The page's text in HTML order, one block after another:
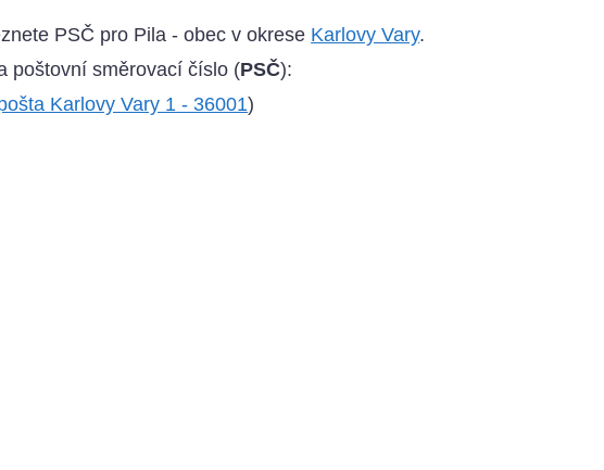
PSČ pro Pila - obec v okrese Karlovy Vary.
poštovní směrovací číslo (PSČ):
Karlovy Vary 1 - 36001)